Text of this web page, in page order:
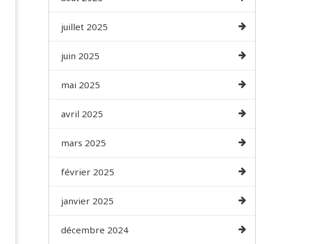
juillet 2025
juin 2025
mai 2025
avril 2025
mars 2025
février 2025
janvier 2025
décembre 2024